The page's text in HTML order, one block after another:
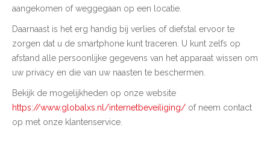
aangekomen of weggegaan op een locatie.
Daarnaast is het erg handig bij verlies of diefstal ervoor te
zorgen dat u de smartphone kunt traceren. U kunt zelfs op
afstand alle persoonlijke gegevens van het apparaat wissen om
uw privacy en die van uw naasten te beschermen.
Bekijk de mogelijkheden op onze website
https://www.globalxs.nl/internetbeveiliging/ of neem contact
op met onze klantenservice.